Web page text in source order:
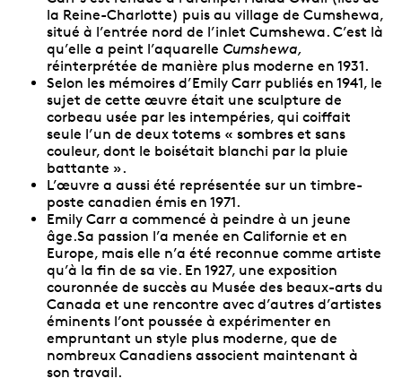
la Reine-Charlotte) puis au village de Cumshewa,
situé à l’entrée nord de l’inlet Cumshewa. C’est là
qu’elle a peint l’aquarelle Cumshewa,
réinterprétée de manière plus moderne en 1931.
Selon les mémoires d’Emily Carr publiés en 1941, le
sujet de cette œuvre était une sculpture de
corbeau usée par les intempéries, qui coiffait
seule l’un de deux totems « sombres et sans
couleur, dont le boisétait blanchi par la pluie
battante ».
L’œuvre a aussi été représentée sur un timbre-
poste canadien émis en 1971.
Emily Carr a commencé à peindre à un jeune
âge.Sa passion l’a menée en Californie et en
Europe, mais elle n’a été reconnue comme artiste
qu’à la fin de sa vie. En 1927, une exposition
couronnée de succès au Musée des beaux-arts du
Canada et une rencontre avec d’autres d’artistes
éminents l’ont poussée à expérimenter en
empruntant un style plus moderne, que de
nombreux Canadiens associent maintenant à
son travail.